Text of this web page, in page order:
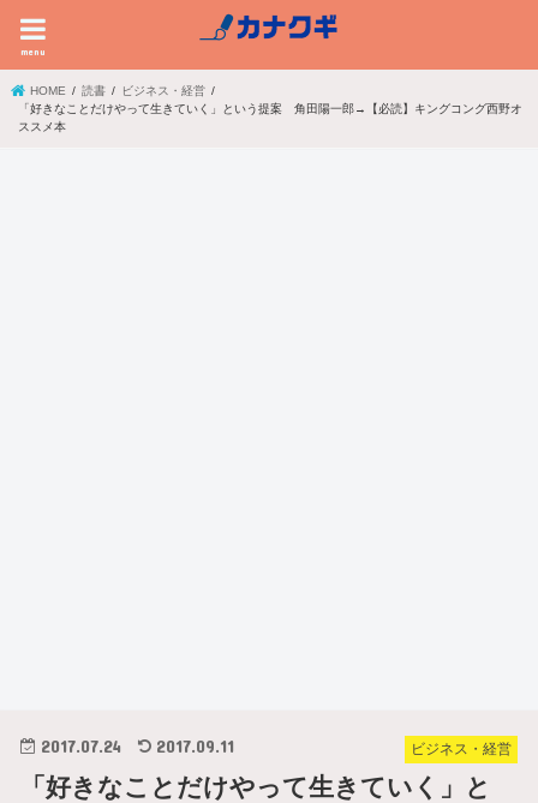
menu
HOME 読書
ビジネス・経営
「好きなことだけやって生きていく」という提案 角田陽一郎→【必読】キングコング西野オ
ススメ本
ビジネス・経営
2017.07.24 2017.09.11
「好きなことだけやって生きていく」と